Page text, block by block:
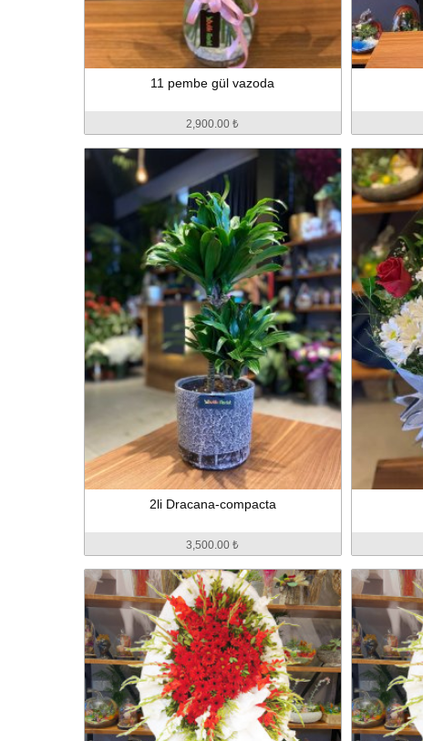
11 pembe gül vazoda
2,900.00 ₺
2li Dracana-compacta
3,500.00 ₺